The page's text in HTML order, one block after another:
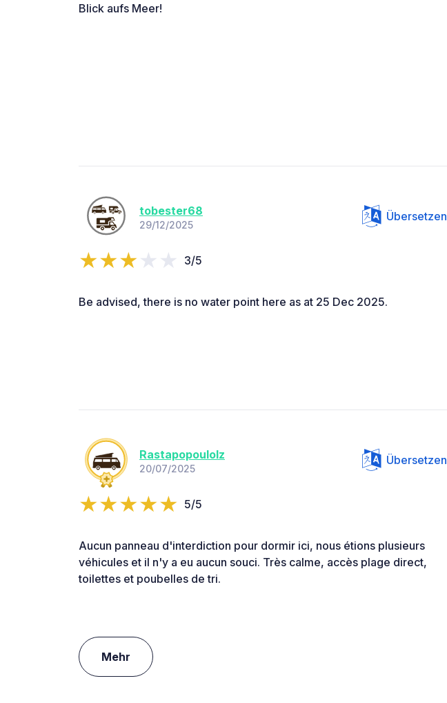
Blick aufs Meer!
tobester68
29/12/2025
Übersetzen
3/5
Be advised, there is no water point here as at 25 Dec 2025.
Rastapopoulolz
20/07/2025
Übersetzen
5/5
Aucun panneau d'interdiction pour dormir ici, nous étions plusieurs
véhicules et il n'y a eu aucun souci. Très calme, accès plage direct,
toilettes et poubelles de tri.
Mehr